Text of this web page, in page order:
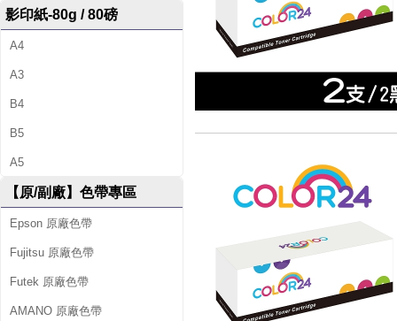
影印紙-80g / 80磅
A4
A3
B4
B5
A5
【原/副廠】色帶專區
Epson 原廠色帶
Fujitsu 原廠色帶
Futek 原廠色帶
AMANO 原廠色帶